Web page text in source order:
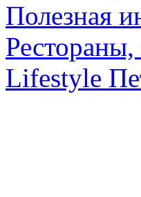
Полезная
Lifestyle